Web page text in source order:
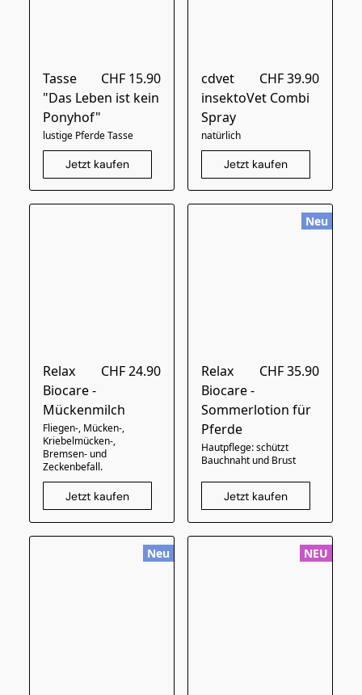
CHF 15.90
Tasse
"Das Leben ist kein
Ponyhof"
lustige Pferde Tasse
Jetzt kaufen
CHF 39.90
cdvet
insektoVet Combi
Spray
natürlich
Jetzt kaufen
CHF 24.90
Relax
Biocare -
Mückenmilch
Fliegen-, Mücken-,
Kriebelmücken-,
Bremsen- und
Zeckenbefall.
Jetzt kaufen
Neu
CHF 35.90
Relax
Biocare -
Sommerlotion für
Pferde
Hautpflege: schützt
Bauchnaht und Brust
Jetzt kaufen
Neu NEU